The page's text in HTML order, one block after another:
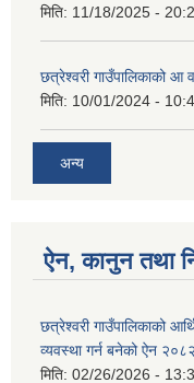
मिति: 11/18/2025 -
छत्रेश्वरी गाउँपालिकाको
मिति: 10/01/2024 -
अन्य
ऐन, कानुन तथा
छत्रेश्वरी गाउँपालिकाको
व्यवस्था गर्न बनेको ऐन २०८२
मिति: 02/26/2026 -